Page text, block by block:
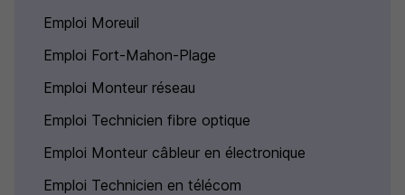
Emploi Moreuil
Emploi Fort-Mahon-Plage
Emploi Monteur réseau
Emploi Technicien fibre optique
Emploi Monteur câbleur en électronique
Emploi Technicien en télécom